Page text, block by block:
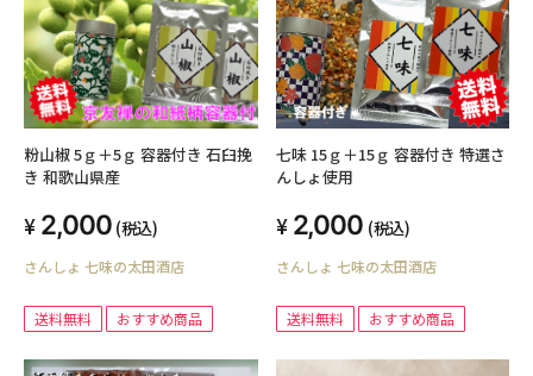
粉山椒 5ｇ＋5ｇ 容器付き 石臼挽
き 和歌山県産
2,000 (税込)
さんしょ 七味の太田酒店
送料無料 おすすめ商品
七味 15ｇ＋15ｇ 容器付き 特選さ
んしょ使用
2,000 (税込)
さんしょ 七味の太田酒店
送料無料 おすすめ商品